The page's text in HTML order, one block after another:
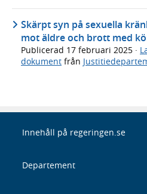
Skärpt syn på sexuella
mot äldre och brott med
Publicerad 17 februari 2025 ·
dokument från
Innehåll på regeringen.se
Departement